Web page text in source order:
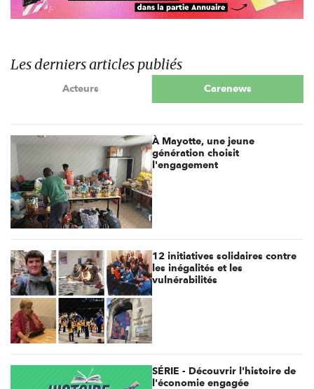
Les derniers articles publiés
Acteurs Carenews
À Mayotte, une jeune
génération choisit
l'engagement
12 initiatives solidaires contre
les inégalités et les
vulnérabilités
SÉRIE - Découvrir l'histoire de
l'économie engagée